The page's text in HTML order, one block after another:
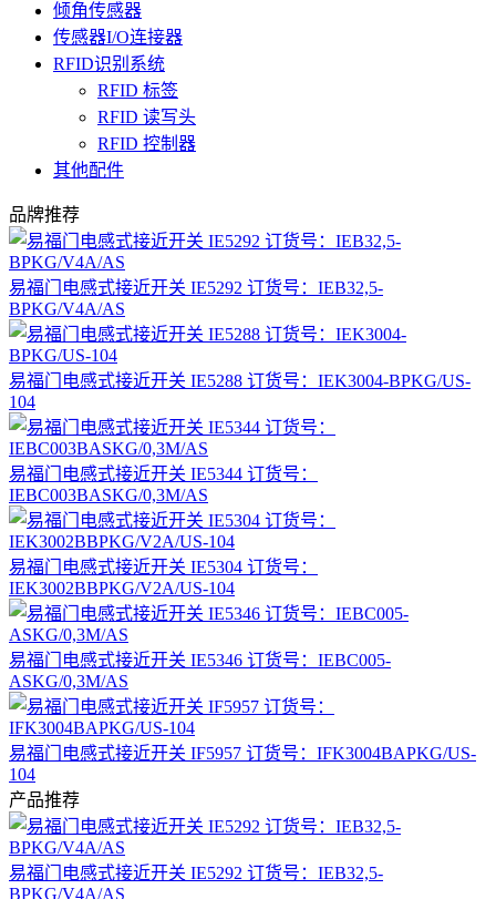
倾角传感器
传感器I/O连接器
RFID识别系统
RFID 标签
RFID 读写头
RFID 控制器
其他配件
品牌推荐
易福门电感式接近开关 IE5292 订货号：IEB32,5-
BPKG/V4A/AS
易福门电感式接近开关 IE5288 订货号：IEK3004-BPKG/US-
104
易福门电感式接近开关 IE5344 订货号：
IEBC003BASKG/0,3M/AS
易福门电感式接近开关 IE5304 订货号：
IEK3002BBPKG/V2A/US-104
易福门电感式接近开关 IE5346 订货号：IEBC005-
ASKG/0,3M/AS
易福门电感式接近开关 IF5957 订货号：IFK3004BAPKG/US-
104
产品推荐
易福门电感式接近开关 IE5292 订货号：IEB32,5-
BPKG/V4A/AS